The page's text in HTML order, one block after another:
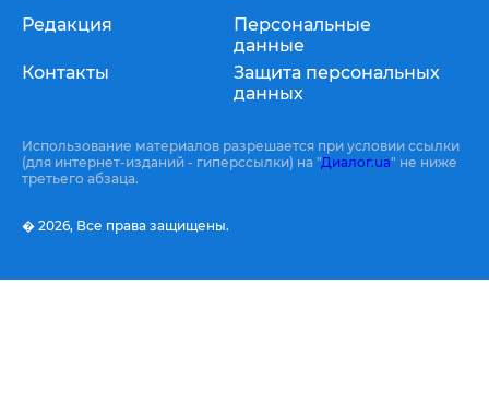
Редакция
Контакты
Персональные
данные
Защита персональных
данных
Использование материалов разрешается при условии ссылки
(для интернет-изданий - гиперссылки) на "Диалог.ua" не ниже
третьего абзаца.
� 2026, Все права защищены.